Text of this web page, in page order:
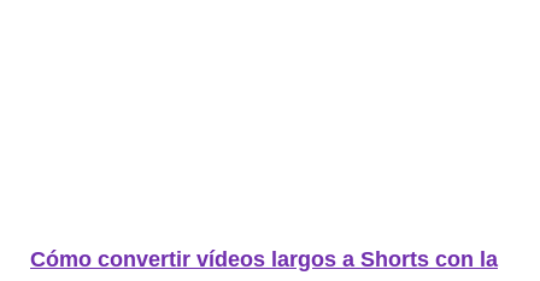
Cómo convertir vídeos largos a Shorts con la